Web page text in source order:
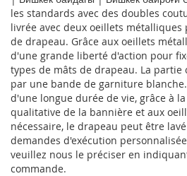
les standards avec des doubles
livrée avec deux oeillets
de drapeau. Grâce aux oeillets
d'une grande liberté d'action pour
types de mâts de drapeau. La partie
par une bande de garniture
d'une longue durée de vie, grâce à
qualitative de la bannière et aux
nécessaire, le drapeau peut être lavé
demandes d'exécution
veuillez nous le préciser en
commande.